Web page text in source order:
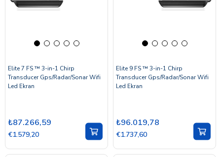
Elite 7 FS ™ 3-in-1 Chirp
Transducer Gps/Radar/Sonar Wifi
Led Ekran
₺87.266,59
€1.579,20
Elite 9 FS ™ 3-in-1 Chirp
Transducer Gps/Radar/Sonar Wifi
Led Ekran
₺96.019,78
€1.737,60